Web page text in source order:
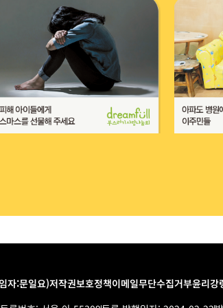
자:문일요)저작권보호정책이메일무단수집거부윤리강